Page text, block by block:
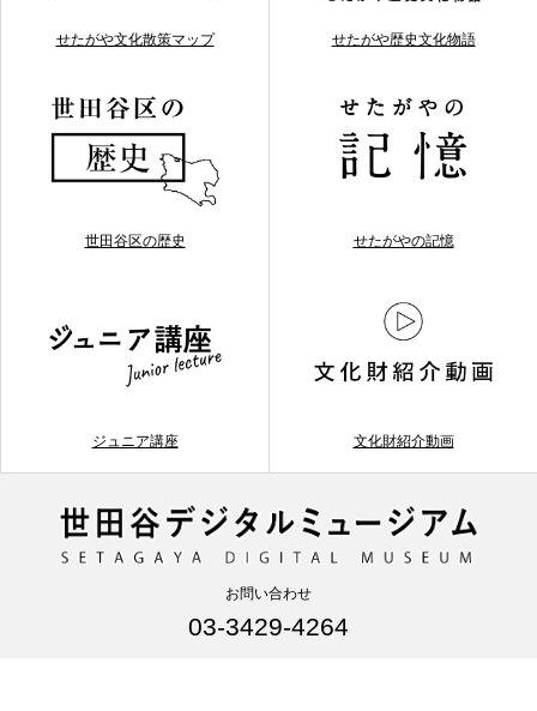
せたがや文化散策マップ せたがや歴史文化物語
世田谷区の歴史 せたがやの記憶
ジュニア講座 文化財紹介動画
お問い合わせ
03-3429-4264